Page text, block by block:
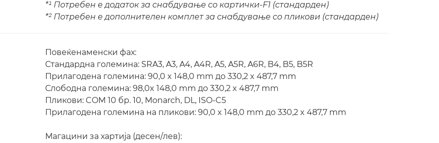
*¹ Потребен е додаток за снабдување со картички-F1 (стандарден)
*² Потребен е дополнителен комплет за снабдување со пликови (стандарден)
Повеќенаменски фах:
Стандардна големина: SRA3, A3, A4, A4R, A5, A5R, A6R, B4, B5, B5R
Прилагодена големина: 90,0 x 148,0 mm до 330,2 x 487,7 mm
Слободна големина: 98,0x 148,0 mm до 330,2 x 487,7 mm
Пликови: COM 10 бр. 10, Monarch, DL, ISO-C5
Прилагодена големина на пликови: 90,0 x 148,0 mm до 330,2 x 487,7 mm
Магацини за хартија (десен/лев):